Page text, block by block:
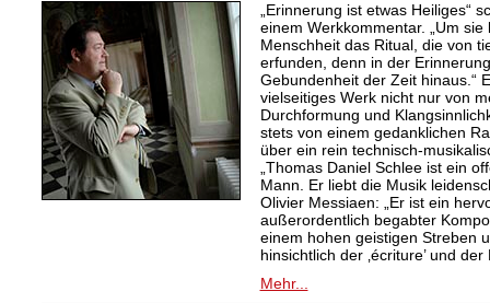
„Erinnerung ist etwas Heiliges“
einem Werkkommentar. „Um
Menschheit das Ritual, die von
erfunden, denn in der
Gebundenheit der Zeit hinaus.“
vielseitiges Werk nicht nur von
Durchformung und
stets von einem gedanklichen
über ein rein technisch-
„Thomas Daniel Schlee ist ein
Mann. Er liebt die Musik
Olivier Messiaen: „Er ist ein
außerordentlich begabter
einem hohen geistigen Streben
hinsichtlich der ‚écriture’ und der
Mehr...